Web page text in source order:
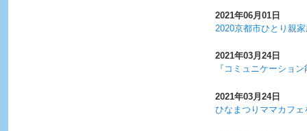
2021年06月01日
2020京都市ひとり親
2021年03月24日
『コミュニケーショ
2021年03月24日
ひなまつりママカフ